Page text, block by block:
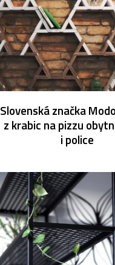
Slovenská značka
z krabic na pizzu
i police